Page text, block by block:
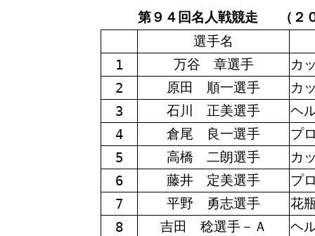
第９４回名人戦競走 （２
選手名
1
万谷 章選手
カ
2
原田 順一選手
カ
3
石川 正美選手
ヘ
4
倉尾 良一選手
プ
5
高橋 二朗選手
カ
6
藤井 定美選手
プ
7
平野 勇志選手
花
8
吉田 稔選手－Ａ
ヘ